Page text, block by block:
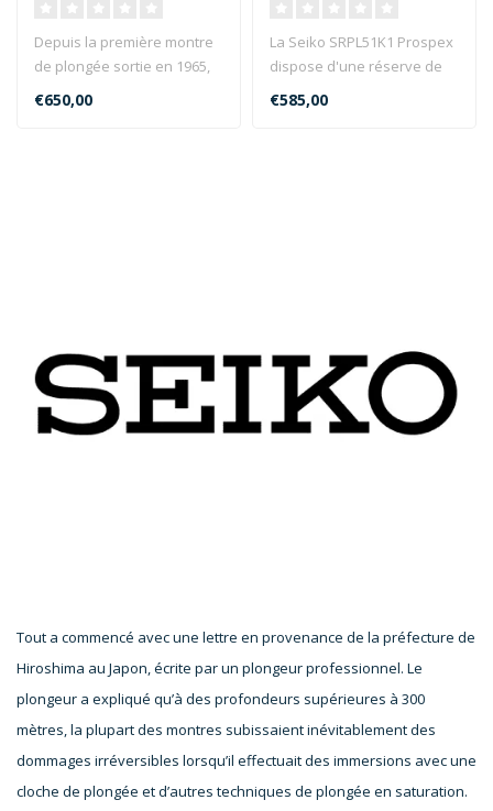
Depuis la première montre
de plongée sortie en 1965,
Seiko dépasse les attent..
€650,00
La Seiko SRPL51K1 Prospex
dispose d'une réserve de
marche de 41 heures, d'un
€585,00
Tout a commencé avec une lettre en provenance de la préfecture de
Hiroshima au Japon, écrite par un plongeur professionnel. Le
plongeur a expliqué qu’à des profondeurs supérieures à 300
mètres, la plupart des montres subissaient inévitablement des
dommages irréversibles lorsqu’il effectuait des immersions avec une
cloche de plongée et d’autres techniques de plongée en saturation.